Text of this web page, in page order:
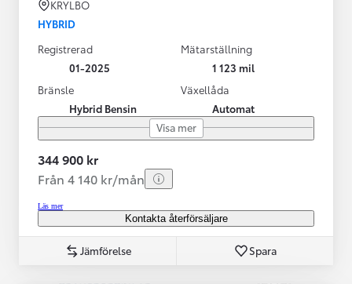
KRYLBO
HYBRID
Registrerad
01-2025
Mätarställning
1 123 mil
Bränsle
Hybrid Bensin
Växellåda
Automat
Visa mer
344 900 kr
Från 4 140 kr/mån
Läs mer
Kontakta återförsäljare
Jämförelse Spara